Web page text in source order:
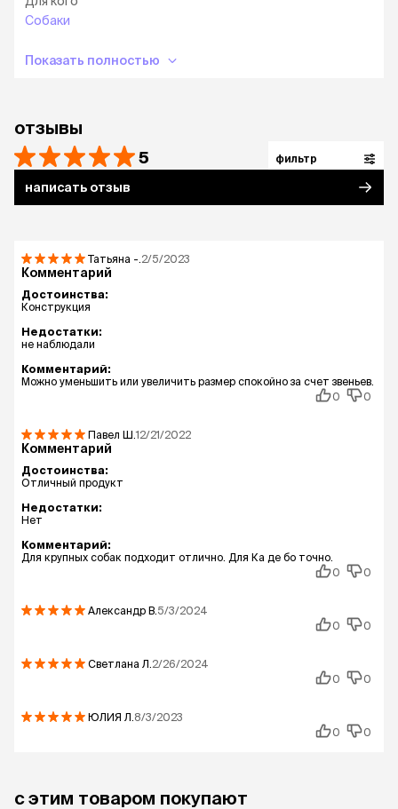
Собаки
Показать полностью
отзывы
5 фильтр
написать отзыв
Татьяна -. 2/5/2023
Комментарий
Достоинства:
Конструкция
Недостатки:
не наблюдали
Комментарий:
Можно уменьшить или увеличить размер спокойно за счет звеньев.
0
0
Павел Ш.12/21/2022
Комментарий
Достоинства:
Отличный продукт
Недостатки:
Нет
Комментарий:
Для крупных собак подходит отлично. Для Ка де бо точно.
0
0
Александр В. 5/3/2024
0
0
Светлана Л. 2/26/2024
0
0
ЮЛИЯ Л. 8/3/2023
0
0
с этим товаром покупают